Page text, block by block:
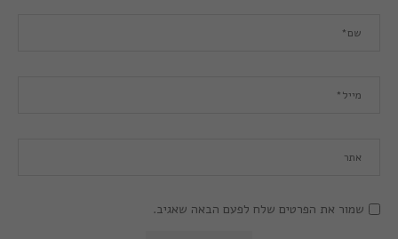
שמור את הפרטים שלח לפעם הבאה שאגיב.